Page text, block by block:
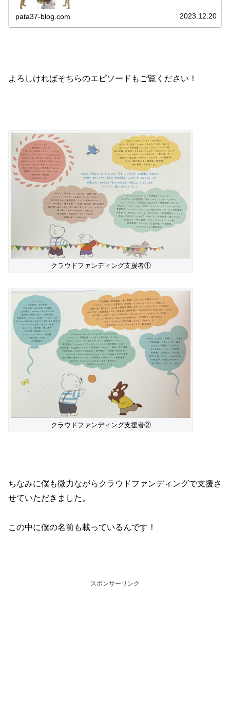
pata37-blog.com 2023.12.20
よろしければそちらのエピソードもご覧ください！
クラウドファンディング支援者①
クラウドファンディング支援者②
ちなみに僕も微力ながらクラウドファンディングで支援さ
せていただきました。
この中に僕の名前も載っているんです！
スポンサーリンク